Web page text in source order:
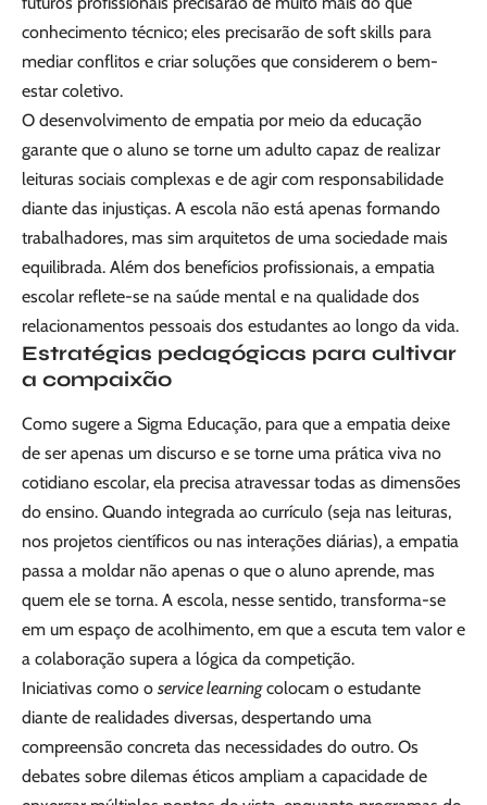
conhecimento técnico; eles precisarão de soft skills para
mediar conflitos e criar soluções que considerem o bem-
estar coletivo.
O desenvolvimento de empatia por meio da educação
garante que o aluno se torne um adulto capaz de realizar
leituras sociais complexas e de agir com responsabilidade
diante das injustiças. A escola não está apenas formando
trabalhadores, mas sim arquitetos de uma sociedade mais
equilibrada. Além dos benefícios profissionais, a empatia
escolar reflete-se na saúde mental e na qualidade dos
relacionamentos pessoais dos estudantes ao longo da vida.
Estratégias pedagógicas para cultivar
a compaixão
Como sugere a Sigma Educação, para que a empatia deixe
de ser apenas um discurso e se torne uma prática viva no
cotidiano escolar, ela precisa atravessar todas as dimensões
do ensino. Quando integrada ao currículo (seja nas leituras,
nos projetos científicos ou nas interações diárias), a empatia
passa a moldar não apenas o que o aluno aprende, mas
quem ele se torna. A escola, nesse sentido, transforma-se
em um espaço de acolhimento, em que a escuta tem valor e
a colaboração supera a lógica da competição.
Iniciativas como o service learningcolocam o estudante
diante de realidades diversas, despertando uma
compreensão concreta das necessidades do outro. Os
debates sobre dilemas éticos ampliam a capacidade de